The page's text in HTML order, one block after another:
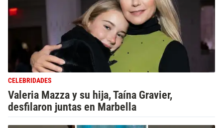
CELEBRIDADES
Valeria Mazza y su hija, Taína Gravier,
desfilaron juntas en Marbella